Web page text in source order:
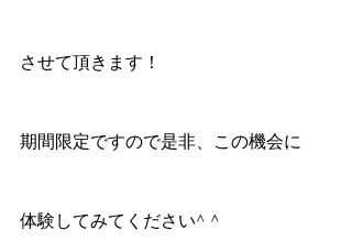
させて頂きます！
期間限定ですので是非、この機会に
体験してみてください^ ^